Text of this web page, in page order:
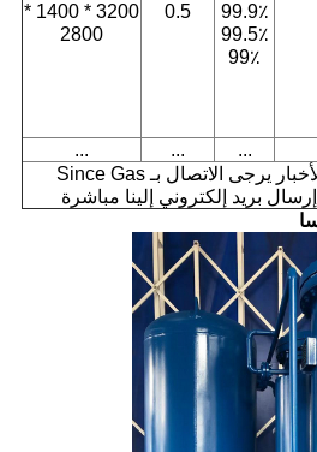
99.9٪
99.5٪
99٪
0.5
3200 * 1400 *
2800
...
...
...
ملحوظة: المزيد من الأخبار يرجى الاتصال بـ Since Gas